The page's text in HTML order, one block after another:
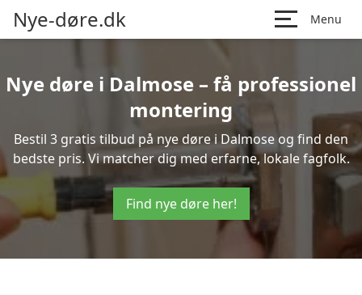
Nye-døre.dk Menu
Nye døre i Dalmose – få professionel
montering
Bestil 3 gratis tilbud på nye døre i Dalmose og find den
bedste pris. Vi matcher dig med erfarne, lokale fagfolk.
Find nye døre her!